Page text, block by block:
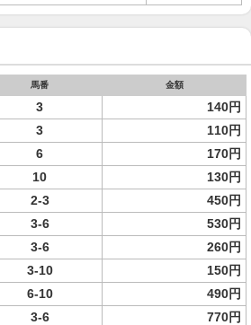
馬番 金額
3 140円
3
110円
6
170円
10
130円
2-3
450円
3-6 530円
3-6
260円
3-10
150円
6-10
490円
3-6
770円